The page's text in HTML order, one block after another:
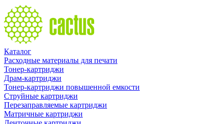
Каталог
Расходные материалы для печати
Тонер-картриджи
Драм-картриджи
Тонер-картриджи повышенной емкости
Струйные картриджи
Перезаправляемые картриджи
Матричные картриджи